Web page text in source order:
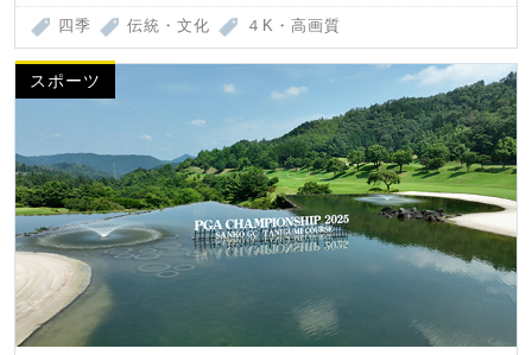
四季 伝統・文化 ４K・高画質
スポーツ